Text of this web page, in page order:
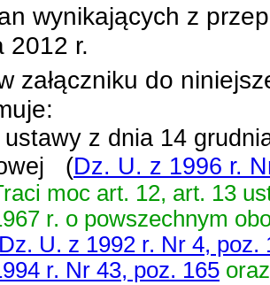
wynikających z
2012 r.
załączniku do
z dnia 14
(Dz. U. z 1996 r.
moc art. 12, art. 13
r. o powszechnym
Dz. U. z 1992 r. Nr 4, poz.
r. Nr 43, poz. 165